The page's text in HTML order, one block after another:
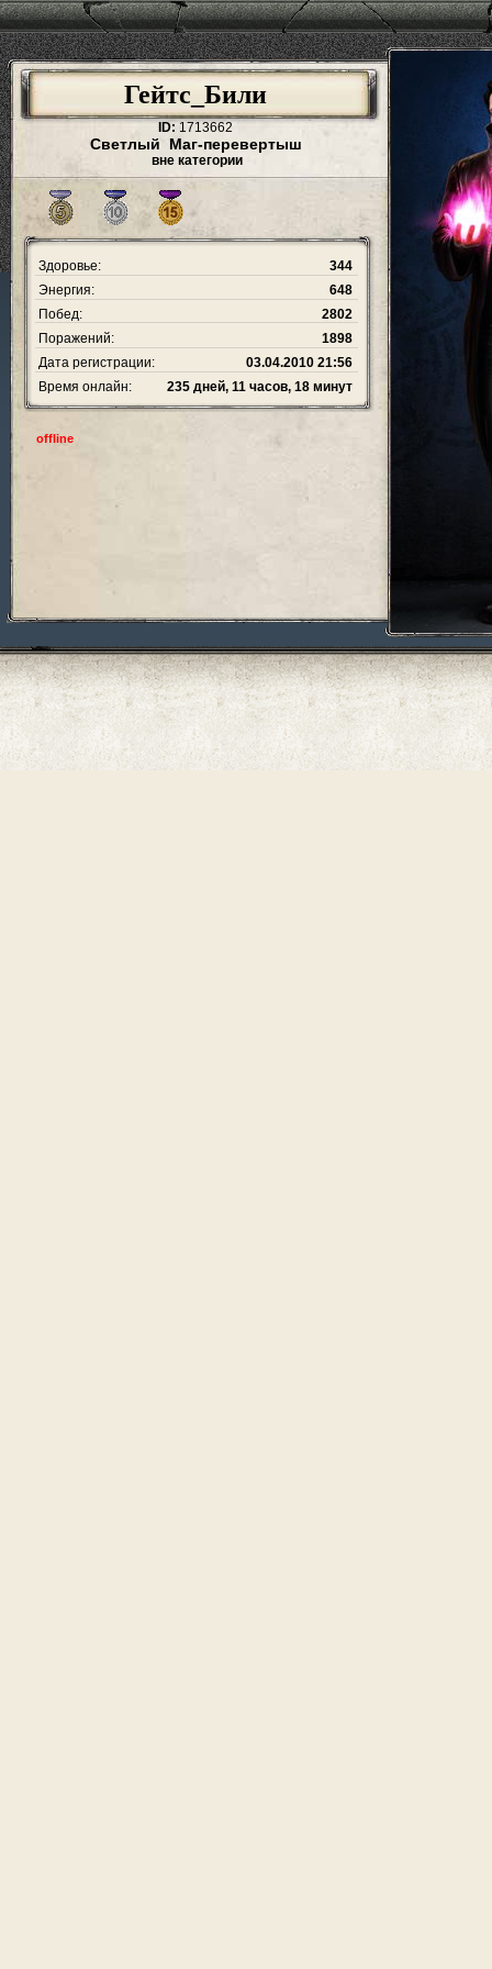
Гейтс_Били
ID: 1713662
Светлый Маг-перевертыш
вне категории
Здоровье:
344
Энергия:
648
Побед:
2802
Поражений:
1898
Дата регистрации:
03.04.2010 21:56
Время онлайн:
235 дней, 11 часов, 18 минут
offline